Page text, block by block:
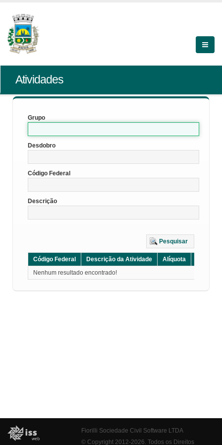
Atividades
Grupo
Desdobro
Código Federal
Descrição
Pesquisar
Código Federal Descrição da Atividade Alíquota
Nenhum resultado encontrado!
Fiorilli Sociedade Civil Software LTDA
© Copyright 2012-2026. Todos os Direitos